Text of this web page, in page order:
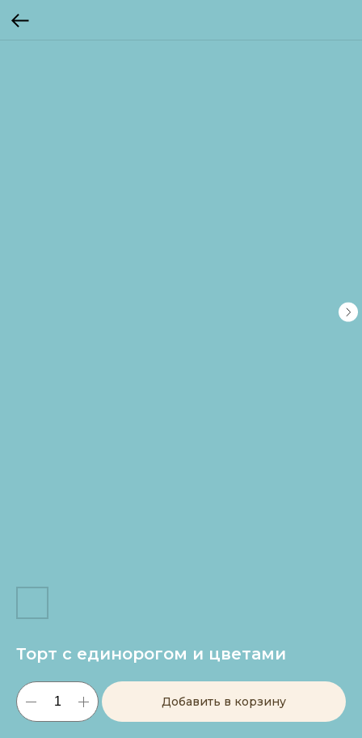
Торт с единорогом и цветами
Добавить в корзину